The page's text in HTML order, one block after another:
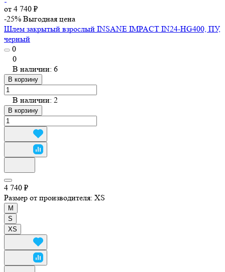
от 4 740 ₽
-25% Выгодная цена
Шлем закрытый взрослый INSANE IMPACT IN24-HG400, ПУ,
черный
0
0
В наличии: 6
В корзину
В наличии: 2
В корзину
4 740 ₽
Размер от производителя: XS
M
S
XS